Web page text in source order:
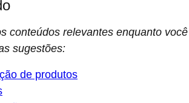
conteúdos relevantes enquanto você
sugestões:
de produtos